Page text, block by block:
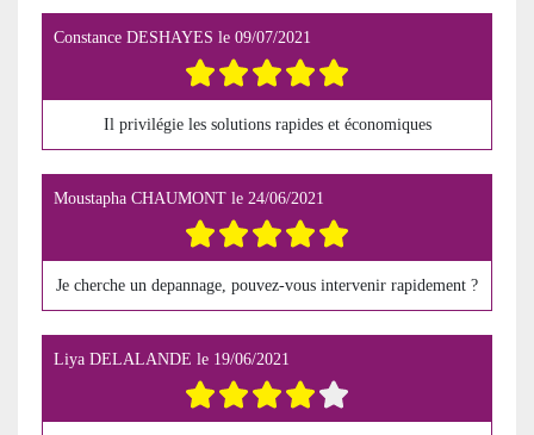
Constance DESHAYES le 09/07/2021
Il privilégie les solutions rapides et économiques
Moustapha CHAUMONT le 24/06/2021
Je cherche un depannage, pouvez-vous intervenir rapidement ?
Liya DELALANDE le 19/06/2021